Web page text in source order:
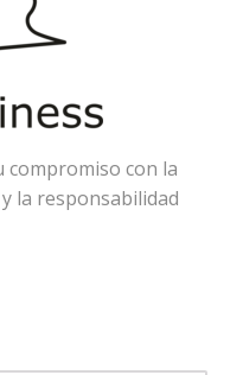
compromiso con la
la responsabilidad